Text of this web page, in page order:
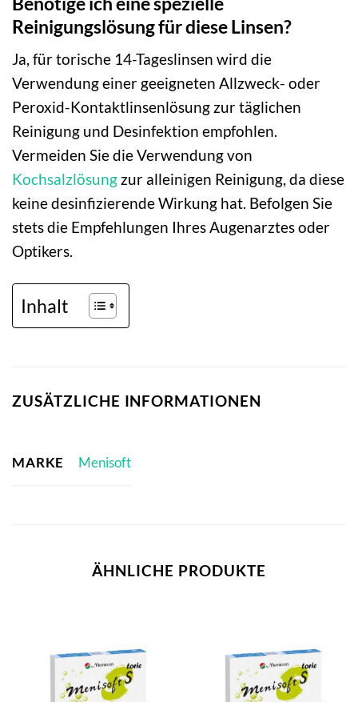
Reinigungslösung für diese Linsen?
Ja, für torische 14-Tageslinsen wird die
Verwendung einer geeigneten Allzweck- oder
Peroxid-Kontaktlinsenlösung zur täglichen
Reinigung und Desinfektion empfohlen.
Vermeiden Sie die Verwendung von
Kochsalzlösung zur alleinigen Reinigung, da diese
keine desinfizierende Wirkung hat. Befolgen Sie
stets die Empfehlungen Ihres Augenarztes oder
Optikers.
Inhalt
ZUSÄTZLICHE INFORMATIONEN
MARKE Menisoft
ÄHNLICHE PRODUKTE